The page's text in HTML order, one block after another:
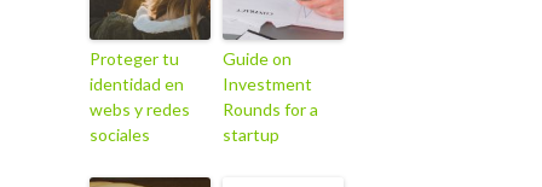
Proteger tu
identidad en
webs y redes
sociales
Guide on
Investment
Rounds for a
startup